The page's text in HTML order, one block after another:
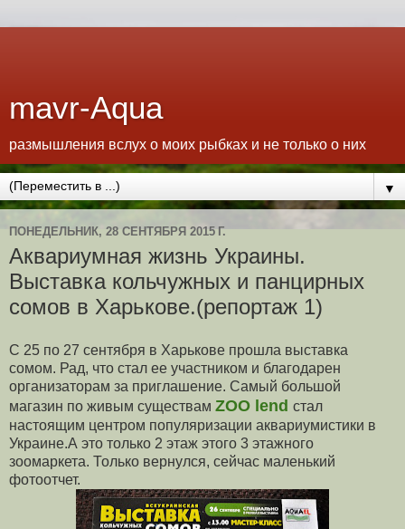
mavr-Aqua
размышления вслух о моих рыбках и не только о них
▼
ПОНЕДЕЛЬНИК, 28 СЕНТЯБРЯ 2015 Г.
Аквариумная жизнь Украины.
Выставка кольчужных и панцирных
сомов в Харькове.(репортаж 1)
С 25 по 27 сентября в Харькове прошла выставка
сомом. Рад, что стал ее участником и благодарен
организаторам за приглашение. Самый большой
магазин по живым существам ZOO lend cтал
настоящим центром популяризации аквариумистики в
Украине.А это только 2 этаж этого 3 этажного
зоомаркета. Только вернулся, сейчас маленький
фотоотчет.